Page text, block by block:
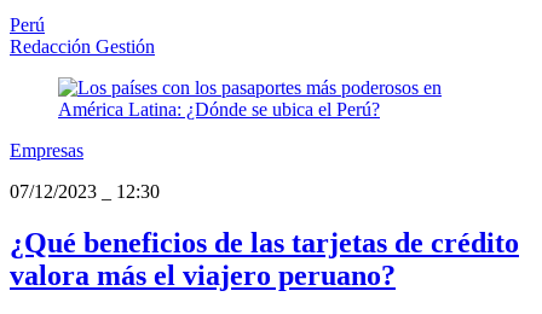
Perú
Redacción Gestión
Empresas
07/12/2023
12:30
¿Qué beneficios de las tarjetas de crédito
valora más el viajero peruano?